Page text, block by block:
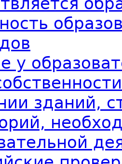
у
зданий,